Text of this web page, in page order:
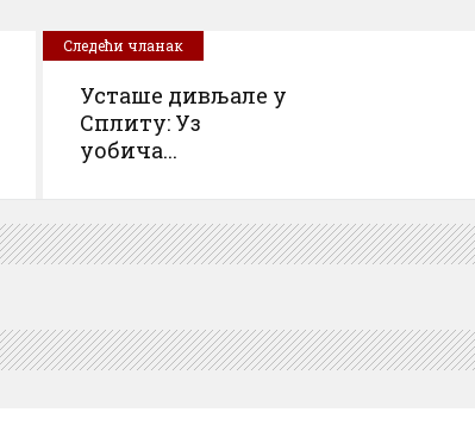
Следећи чланак
Усташе дивљале у
Сплиту: Уз
уобича...